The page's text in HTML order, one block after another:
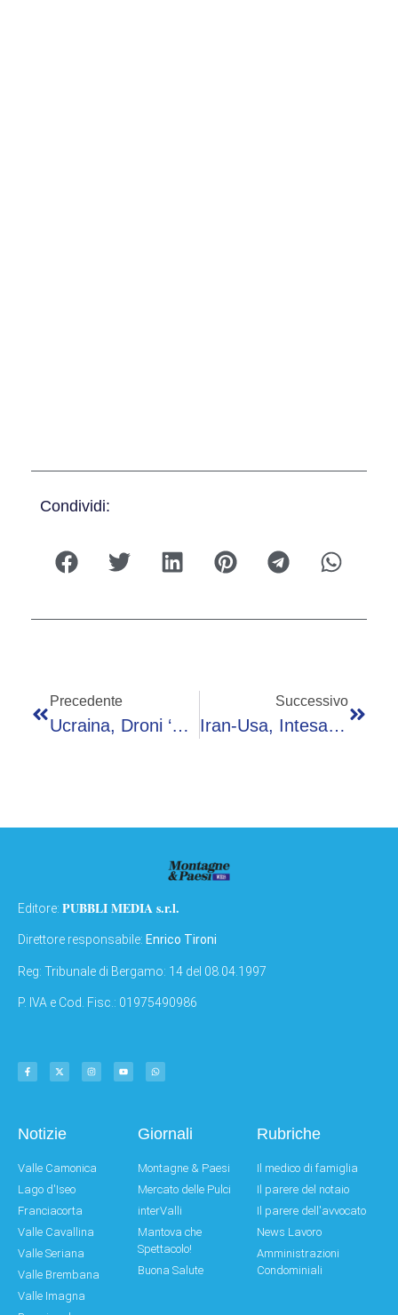
Condividi:
Precedente
Ucraina, Droni ‘madre’ E Attacchi Invisibili: La Nuova Arma Segreta Terrorizza Mosca
Successivo
Iran-Usa, Intesa Preliminare Ma Manca Il Sì Di Trump E Khamenei
Editore: PUBBLI MEDIA s.r.l.
Direttore responsabile: Enrico Tironi
Reg: Tribunale di Bergamo: 14 del 08.04.1997
P. IVA e Cod. Fisc.: 01975490986
Notizie
Valle Camonica
Lago d'Iseo
Franciacorta
Valle Cavallina
Valle Seriana
Valle Brembana
Valle Imagna
Giornali
Montagne & Paesi
Mercato delle Pulci
interValli
Mantova che
Spettacolo!
Buona Salute
Rubriche
Il medico di famiglia
Il parere del notaio
Il parere dell'avvocato
News Lavoro
Amministrazioni
Condominiali